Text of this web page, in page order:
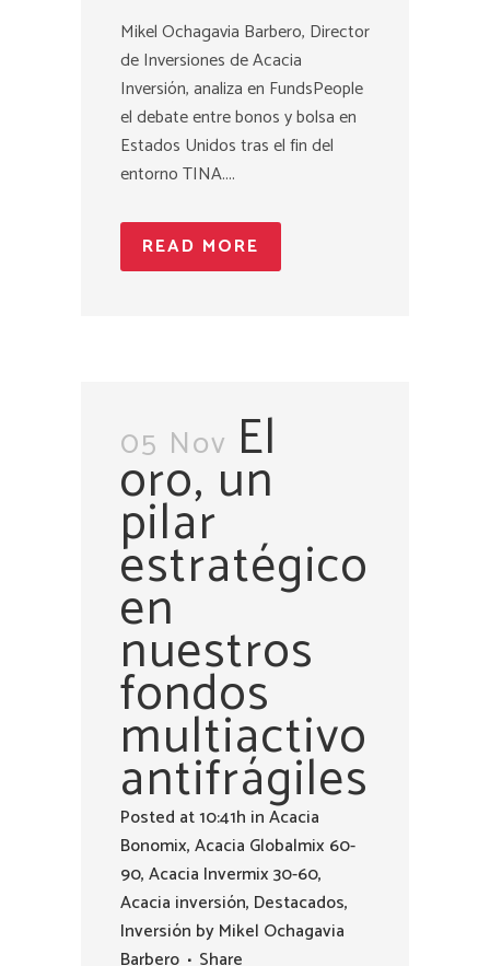
Mikel Ochagavia Barbero, Director
de Inversiones de Acacia
Inversión, analiza en FundsPeople
el debate entre bonos y bolsa en
Estados Unidos tras el fin del
entorno TINA....
READ MORE
05 Nov El
oro, un
pilar
estratégico
en
nuestros
fondos
multiactivo
antifrágiles
Posted at 10:41h inAcacia
Bonomix,Acacia Globalmix 60-
90,Acacia Invermix 30-60,
Acacia inversión, Destacados,
Inversión byMikel Ochagavia
Barbero
Share